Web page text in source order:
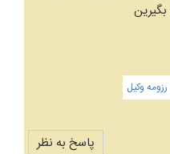
وکیل
پاسخ به نظر